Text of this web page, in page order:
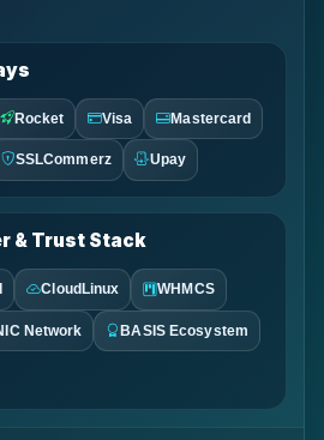
Rocket Visa Mastercard
SSLCommerz Upay
& Trust Stack
CloudLinux WHMCS
Network BASIS Ecosystem